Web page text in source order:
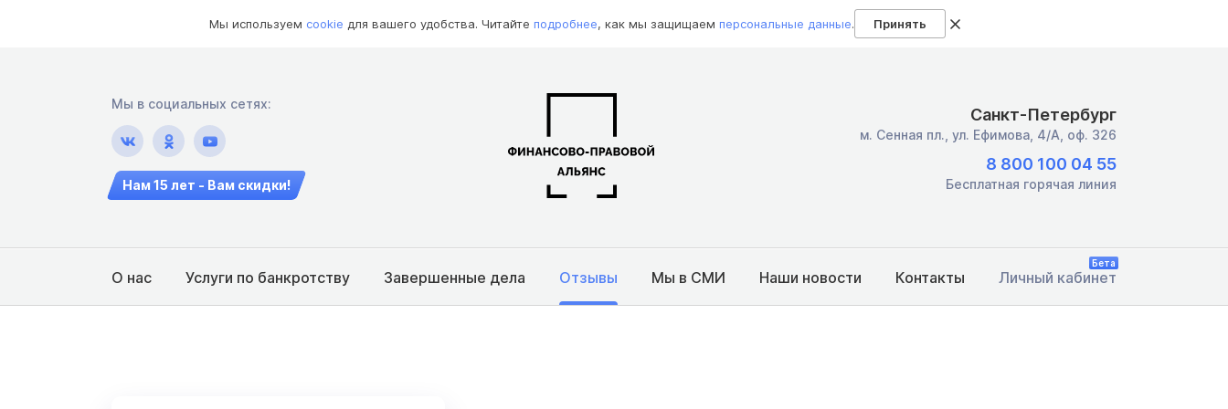
Мы используем cookie для вашего удобства. Читайте подробнее, как мы защищаем персональные данные. Принять
Мы в социальных сетях:
Нам 15 лет - Вам скидки!
Санкт-Петербург
м. Сенная пл., ул. Ефимова, 4/А, оф. 326
8 800 100 04 55
Бесплатная горячая линия
О нас Услуги по банкротству Завершенные дела Отзывы Мы в СМИ Наши новости Контакты Личный кабинет
Бета